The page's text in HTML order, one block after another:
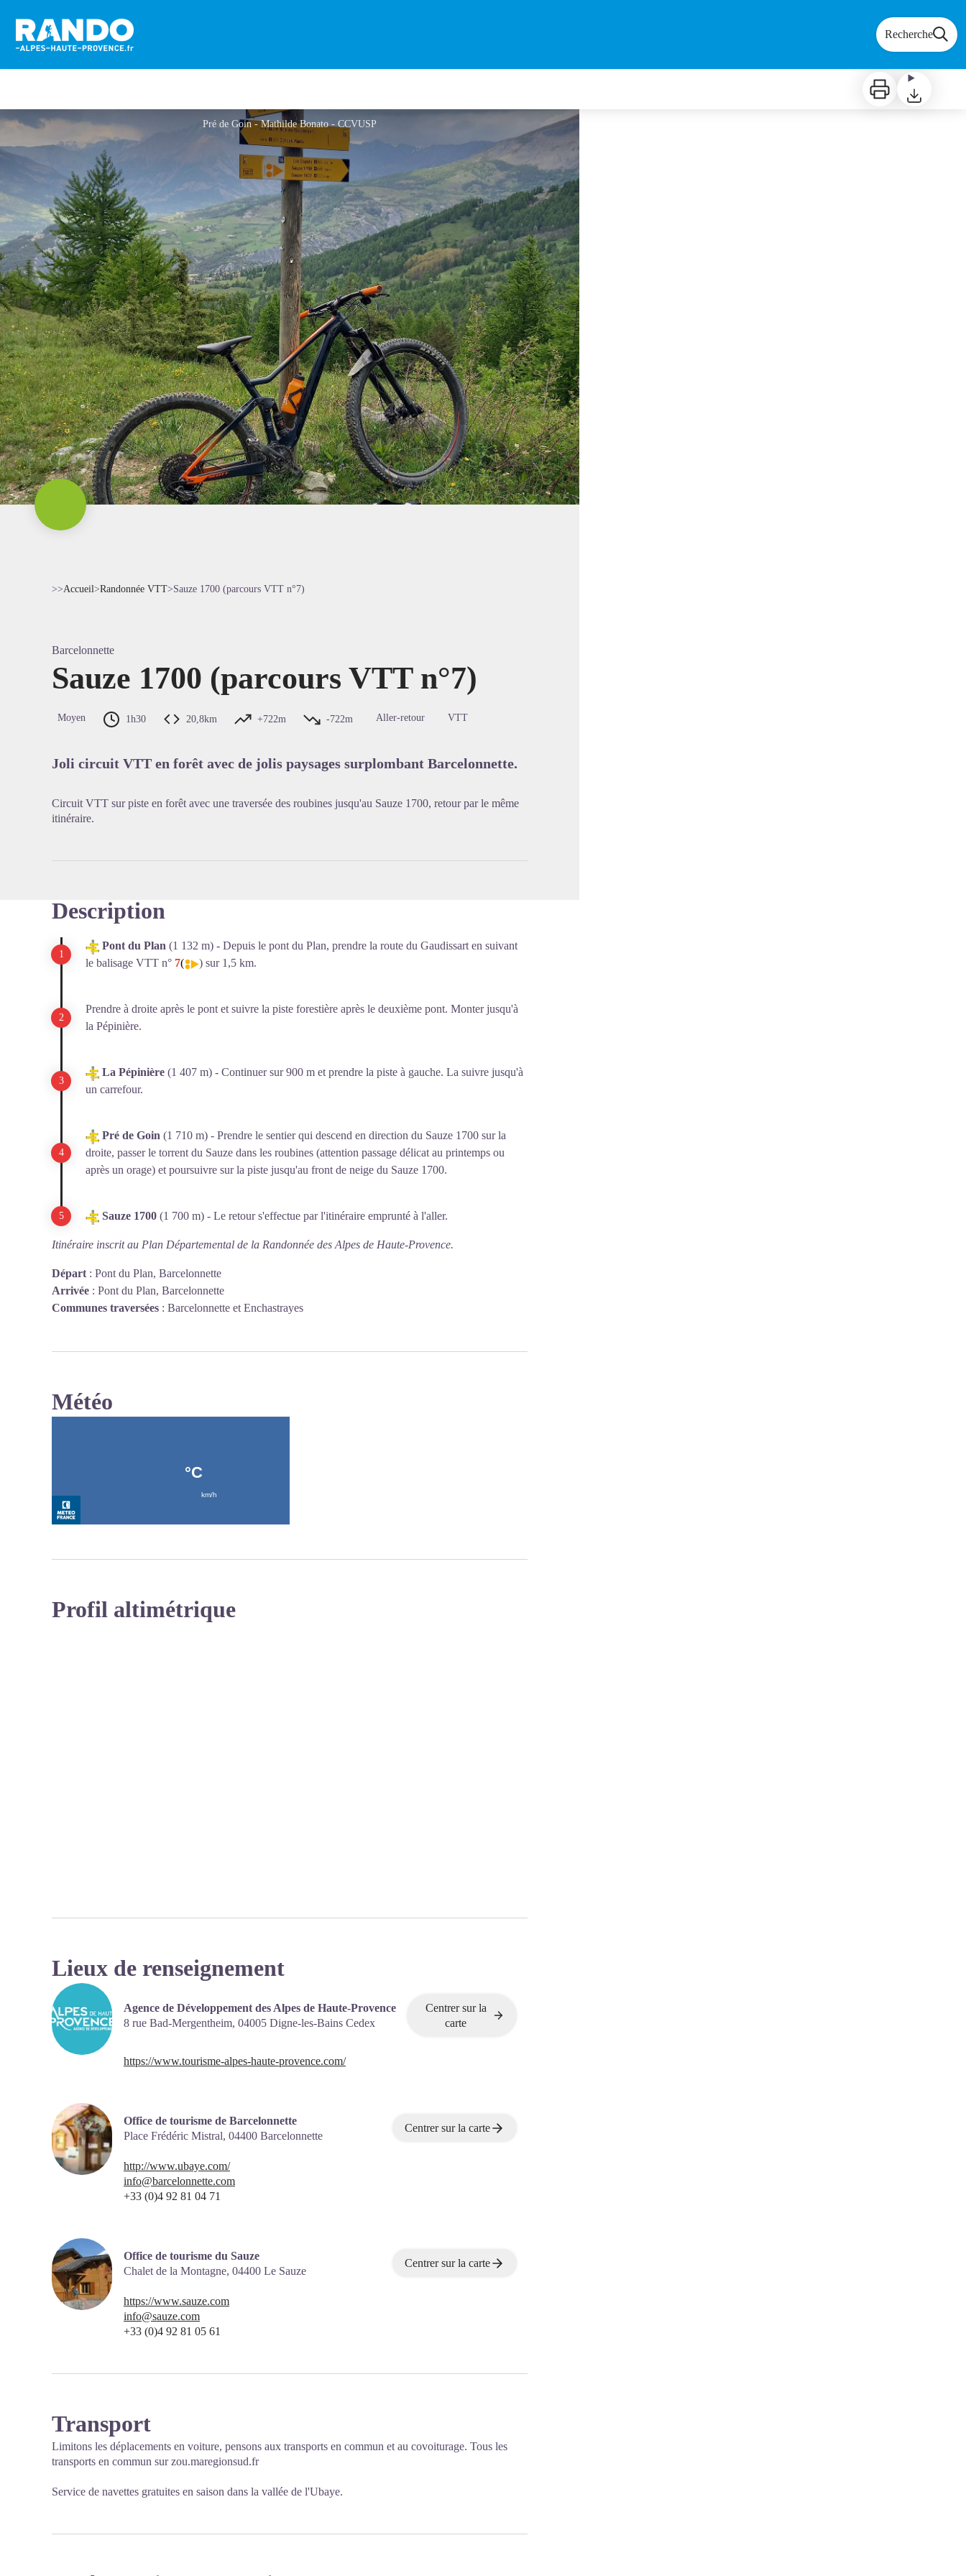
Recherche
Imprimer Télécharger
Pré de Goin - Mathilde Bonato - CCVUSP
>>Accueil>Randonnée VTT>Sauze 1700 (parcours VTT n°7)
Barcelonnette
Sauze 1700 (parcours VTT n°7)
Moyen 1h30 20,8km +722m -722m Aller-retour VTT
Joli circuit VTT en forêt avec de jolis paysages surplombant Barcelonnette.
Circuit VTT sur piste en forêt avec une traversée des roubines jusqu'au Sauze 1700, retour par le même
itinéraire.
Description
Pont du Plan (1 132 m) - Depuis le pont du Plan, prendre la route du Gaudissart en suivant
le balisage VTT n° 7( ) sur 1,5 km.
Prendre à droite après le pont et suivre la piste forestière après le deuxième pont. Monter jusqu'à
la Pépinière.
La Pépinière (1 407 m) - Continuer sur 900 m et prendre la piste à gauche. La suivre jusqu'à
un carrefour.
Pré de Goin (1 710 m) - Prendre le sentier qui descend en direction du Sauze 1700 sur la
droite, passer le torrent du Sauze dans les roubines (attention passage délicat au printemps ou
après un orage) et poursuivre sur la piste jusqu'au front de neige du Sauze 1700.
Sauze 1700 (1 700 m) - Le retour s'effectue par l'itinéraire emprunté à l'aller.
Itinéraire inscrit au Plan Départemental de la Randonnée des Alpes de Haute-Provence.
Départ : Pont du Plan, Barcelonnette
Arrivée : Pont du Plan, Barcelonnette
Communes traversées : Barcelonnette et Enchastrayes
Météo
Profil altimétrique
Lieux de renseignement
Agence de Développement des Alpes de Haute-Provence
8 rue Bad-Mergentheim, 04005 Digne-les-Bains Cedex
Centrer sur la
carte
https://www.tourisme-alpes-haute-provence.com/
Office de tourisme de Barcelonnette
Place Frédéric Mistral, 04400 Barcelonnette
Centrer sur la carte
http://www.ubaye.com/
info@barcelonnette.com
+33 (0)4 92 81 04 71
Office de tourisme du Sauze
Chalet de la Montagne, 04400 Le Sauze
Centrer sur la carte
https://www.sauze.com
info@sauze.com
+33 (0)4 92 81 05 61
Transport
Limitons les déplacements en voiture, pensons aux transports en commun et au covoiturage. Tous les
transports en commun surzou.maregionsud.fr
Service de navettes gratuites en saison dans la vallée de l'Ubaye.